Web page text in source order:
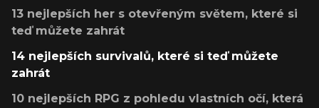
13 nejlepších her s otevřeným světem, které si
teď můžete zahrát
14 nejlepších survivalů, které si teď můžete
zahrát
10 nejlepších RPG z pohledu vlastních očí, která